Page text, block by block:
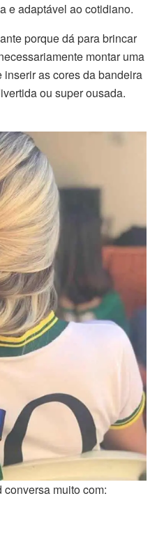
e adaptável ao cotidiano.
porque dá para brincar
montar uma
as cores da bandeira
ou super ousada.
muito com: